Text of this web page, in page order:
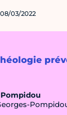
03/2022